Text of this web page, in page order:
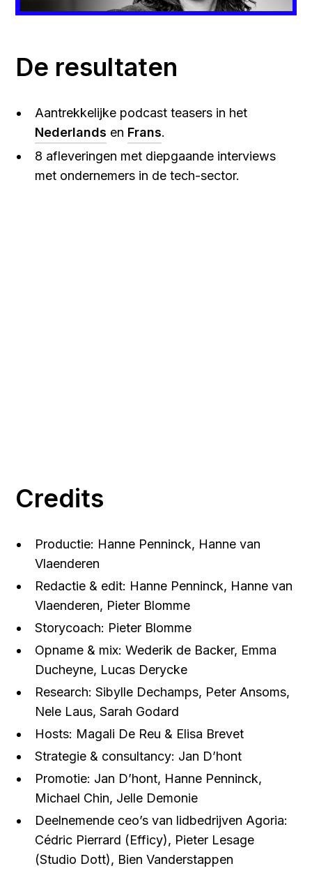
De resultaten
Aantrekkelijke podcast teasers in het
Nederlands en Frans.
8 afleveringen met diepgaande interviews
met ondernemers in de tech-sector.
Credits
Productie: Hanne Penninck, Hanne van
Vlaenderen
Redactie & edit: Hanne Penninck, Hanne van
Vlaenderen, Pieter Blomme
Storycoach: Pieter Blomme
Opname & mix: Wederik de Backer, Emma
Ducheyne, Lucas Derycke
Research: Sibylle Dechamps, Peter Ansoms,
Nele Laus, Sarah Godard
Hosts: Magali De Reu & Elisa Brevet
Strategie & consultancy: Jan D’hont
Promotie: Jan D’hont, Hanne Penninck,
Michael Chin, Jelle Demonie
Deelnemende ceo’s van lidbedrijven Agoria:
Cédric Pierrard (Efficy), Pieter Lesage
(Studio Dott), Bien Vanderstappen